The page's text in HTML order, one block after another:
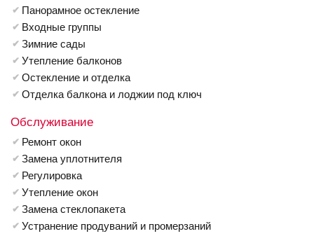
Панорамное остекление
Входные группы
Зимние сады
Утепление балконов
Остекление и отделка
Отделка балкона и лоджии под ключ
Обслуживание
Ремонт окон
Замена уплотнителя
Регулировка
Утепление окон
Замена стеклопакета
Устранение продуваний и промерзаний